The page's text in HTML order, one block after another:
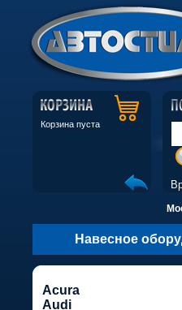
Корзина пуста
Навесное
Acura
Audi